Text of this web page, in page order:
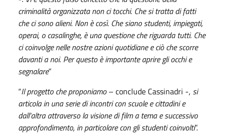
criminalità organizzata non ci tocchi. Che si tratta di fatti
che ci sono alieni. Non è così. Che siano studenti, impiegati,
operai, o casalinghe, è una questione che riguarda tutti. Che
ci coinvolge nelle nostre azioni quotidiane e ciò che scorre
davanti a noi. Per questo è importante aprire gli occhi e
segnalare”
“Il progetto che proponiamo– conclude Cassinadri -, si
articola in una serie di incontri con scuole e cittadini e
dall'altra attraverso la visione di film a tema e successivo
approfondimento, in particolare con gli studenti coinvolti”.